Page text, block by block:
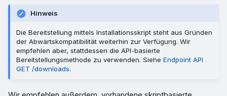
Hinweis
Die Bereitstellung mittels Installationsskript steht aus Gründen
der Abwärtskompatibilität weiterhin zur Verfügung. Wir
empfehlen aber, stattdessen die API-basierte
Bereitstellungsmethode zu verwenden. Siehe Endpoint API
GET /downloads.